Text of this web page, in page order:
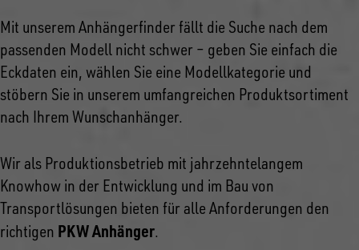
Mit unserem Anhängerfinder fällt die Suche nach dem
passenden Modell nicht schwer – geben Sie einfach die
Eckdaten ein, wählen Sie eine Modellkategorie und
stöbern Sie in unserem umfangreichen Produktsortiment
nach Ihrem Wunschanhänger.
Wir als Produktionsbetrieb mit jahrzehntelangem
Knowhow in der Entwicklung und im Bau von
Transportlösungen bieten für alle Anforderungen den
richtigen PKW Anhänger.